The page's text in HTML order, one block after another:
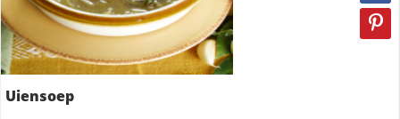
Uiensoep